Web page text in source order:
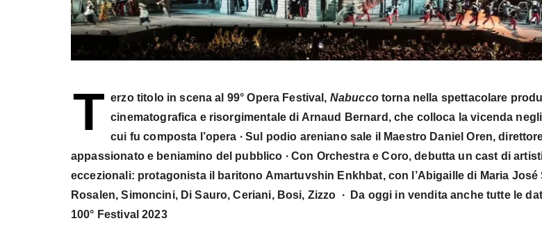
T erzo titolo in scena al 99° Opera Festival, Nabucco torna nella spettacolare
cinematografica e risorgimentale di Arnaud Bernard, che colloca la vicenda
cui fu composta l’opera ∙ Sul podio areniano sale il Maestro Daniel Oren,
appassionato e beniamino del pubblico ∙ Con Orchestra e Coro, debutta un cast di
eccezionali: protagonista il baritono Amartuvshin Enkhbat, con l’Abigaille di Maria José
Rosalen, Simoncini, Di Sauro, Ceriani, Bosi, Zizzo ∙ Da oggi in vendita anche tutte le
100° Festival 2023